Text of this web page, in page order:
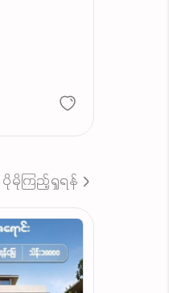
ပိုမိုကြည့်ရှုရန်